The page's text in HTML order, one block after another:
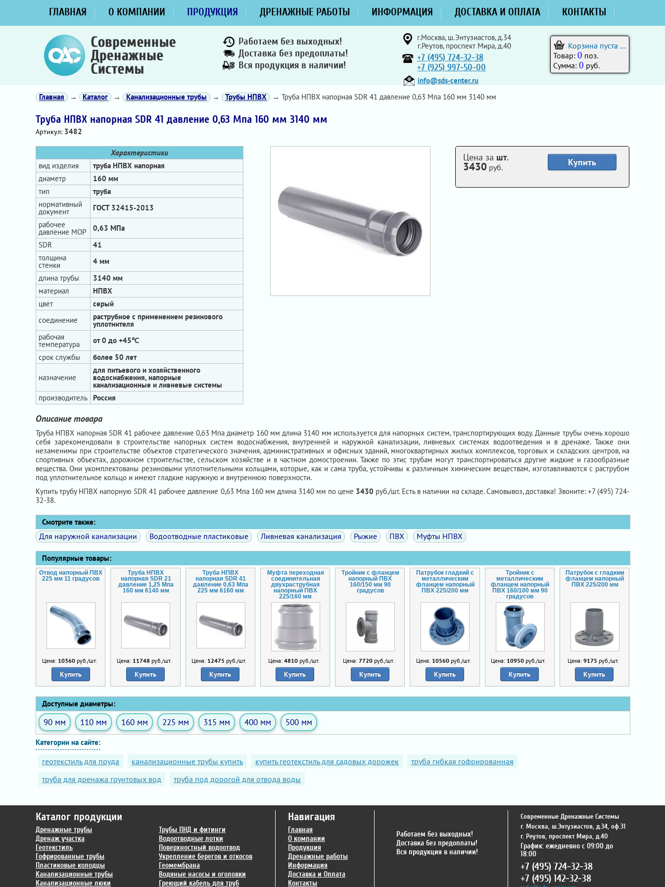
ГЛАВНАЯ О КОМПАНИИ ПРОДУКЦИЯ ДРЕНАЖНЫЕ РАБОТЫ ИНФОРМАЦИЯ ДОСТАВКА И ОПЛАТА КОНТАКТЫ
Работаем без выходных!
Доставка без предоплаты!
Вся продукция в наличии!
г.Москва, ш.Энтузиастов, д.34
г.Реутов, проспект Мира, д.40
+7 (495) 724-32-38
+7 (925) 997-50-00
info@sds-center.ru
Корзина пуста ...
Товар: 0 поз.
Сумма: 0 руб.
Главная → Каталог → Канализационные трубы → Трубы НПВХ → Труба НПВХ напорная SDR 41 давление 0,63 Мпа 160 мм 3140 мм
Труба НПВХ напорная SDR 41 давление 0,63 Мпа 160 мм 3140 мм
Артикул: 3482
Характеристики
вид изделия
труба НПВХ напорная
диаметр
160 мм
тип
труба
нормативный
документ
ГОСТ 32415-2013
рабочее
давление МОР
0,63 МПа
SDR
41
толщина
стенки
4 мм
длина трубы
3140 мм
материал
НПВХ
цвет
серый
соединение
раструбное с применением резинового
уплотнителя
рабочая
температура
от 0 до +45℃
срок службы
более 50 лет
назначение
для питьевого и хозяйственного
водоснабжения, напорные
канализационные и ливневые системы
производитель
Россия
Купить
Цена за шт.
3430 руб.
Описание товара
Труба НПВХ напорная SDR 41 рабочее давление 0,63 Мпа диаметр 160 мм длина 3140 мм используется для напорных систем, транспортирующих воду. Данные трубы очень хорошо
себя зарекомендовали в строительстве напорных систем водоснабжения, внутренней и наружной канализации, ливневых системах водоотведения и в дренаже. Также они
незаменимы при строительстве объектов стратегического значения, административных и офисных зданий, многоквартирных жилых комплексов, торговых и складских центров, на
спортивных объектах, дорожном строительстве, сельском хозяйстве и в частном домостроении. Также по этис трубам могут транспортироваться другие жидкие и газообразные
вещества. Они укомплектованы резиновыми уплотнительными кольцами, которые, как и сама труба, устойчивы к различным химическим веществам, изготавливаются с раструбом
под уплотнительное кольцо и имеют гладкие наружную и внутреннюю поверхности.
Купить трубу НПВХ напорную SDR 41 рабочее давление 0,63 Мпа 160 мм длина 3140 мм по цене 3430 руб./шт. Есть в наличии на складе. Самовывоз, доставка! Звоните: +7 (495) 724-
32-38.
Смотрите также:
Для наружной канализации Водоотводные пластиковые Ливневая канализация Рыжие ПВХ Муфты НПВХ
Популярные товары:
Отвод напорный ПВХ
225 мм 11 градусов
Цена: 10360руб./шт.
Купить
Труба НПВХ
напорная SDR 21
давление 1,25 Мпа
160 мм 6140 мм
Цена: 11748 руб./шт.
Купить
Труба НПВХ
напорная SDR 41
давление 0,63 Мпа
225 мм 6160 мм
Цена: 12475 руб./шт.
Купить
Муфта переходная
соединительная
двухраструбная
напорный ПВХ
225/160 мм
Цена: 4810руб./шт.
Купить
Тройник с фланцем
напорный ПВХ
160/150 мм 90
градусов
Цена:7720 руб./шт.
Купить
Патрубок гладкий с
металлическим
фланцем напорный
ПВХ 225/200 мм
Цена: 10560руб./шт.
Купить
Тройник с
металлическим
фланцем напорный
ПВХ 160/100 мм 90
градусов
Цена: 10950 руб./шт.
Купить
Патрубок с гладким
фланцем напорный
ПВХ 225/200 мм
Цена: 9175 руб./шт.
Купить
Доступные диаметры:
90 мм 110 мм 160 мм 225 мм 315 мм 400 мм 500 мм
Категории на сайте:
геотекстиль для пруда канализационные трубы купить купить геотекстиль для садовых дорожек
труба гибкая гофрированная
труба для дренажа грунтовых вод
труба под дорогой для отвода воды
Каталог продукции
Дренажные трубы
Дренаж участка
Геотекстиль
Гофрированные трубы
Пластиковые колодцы
Канализационные трубы
Канализационные люки
Трубы ПНД и фитинги
Водоотводные лотки
Поверхностный водоотвод
Укрепление берегов и откосов
Геомембрана
Водяные насосы и оголовки
Греющий кабель для труб
Навигация
Главная
О компании
Продукция
Дренажные работы
Информация
Доставка и Оплата
Контакты
Работаем без выходных!
Доставка без предоплаты!
Вся продукция в наличии!
Современные Дренажные Системы
г. Москва, ш.Энтузиастов, д.34, оф.31
г. Реутов, проспект Мира, д.40
График: ежедневно с 09:00 до
18:00
+7 (495) 724-32-38
+7 (495) 142-32-38